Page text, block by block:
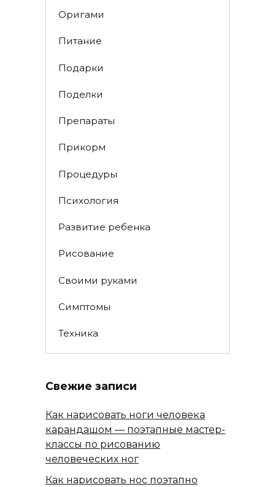
Оригами
Питание
Подарки
Поделки
Препараты
Прикорм
Процедуры
Психология
Развитие ребенка
Рисование
Своими руками
Симптомы
Техника
Свежие записи
Как нарисовать ноги человека
карандашом — поэтапные мастер-
классы по рисованию
человеческих ног
Как нарисовать нос поэтапно